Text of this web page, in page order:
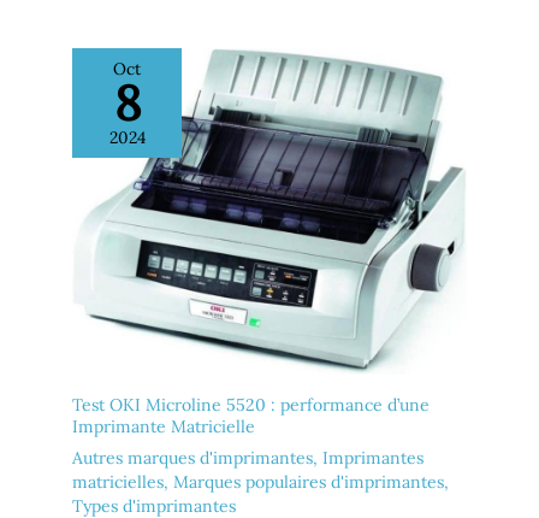
Oct
8
2024
Test OKI Microline 5520 : performance d’une
Imprimante Matricielle
Autres marques d'imprimantes, Imprimantes
matricielles, Marques populaires d'imprimantes,
Types d'imprimantes